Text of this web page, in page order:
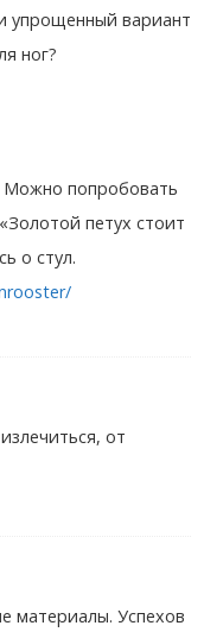
упрощенный вариант
ног?
Можно попробовать
петух стоит
о стул.
от
материалы. Успехов